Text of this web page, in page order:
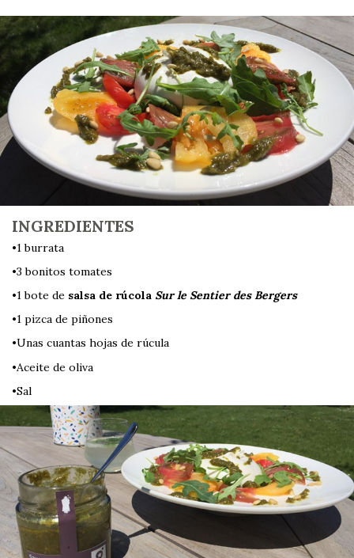
INGREDIENTES
•1 burrata
•3 bonitos tomates
•1 bote de salsa de rúcola Sur le Sentier des Bergers
•1 pizca de piñones
•Unas cuantas hojas de rúcula
•Aceite de oliva
•Sal